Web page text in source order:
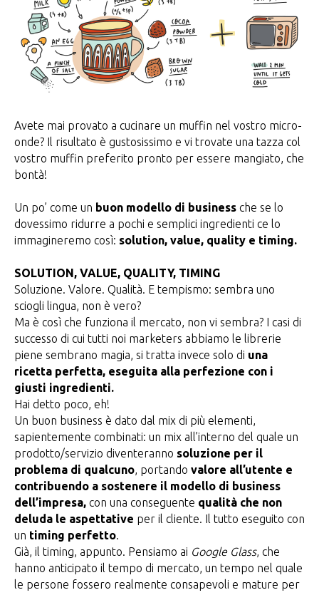
Avete mai provato a cucinare un muffin nel vostro micro-
onde? Il risultato è gustosissimo e vi trovate una tazza col
vostro muffin preferito pronto per essere mangiato, che
bontà!
Un po’ come un buon modello di business che se lo
dovessimo ridurre a pochi e semplici ingredienti ce lo
immagineremo così: solution, value, quality e timing.
SOLUTION, VALUE, QUALITY, TIMING
Soluzione. Valore. Qualità. E tempismo: sembra uno
sciogli lingua, non è vero?
Ma è così che funziona il mercato, non vi sembra? I casi di
successo di cui tutti noi marketers abbiamo le librerie
piene sembrano magia, si tratta invece solo di una
ricetta perfetta, eseguita alla perfezione con i
giusti ingredienti.
Hai detto poco, eh!
Un buon business è dato dal mix di più elementi,
sapientemente combinati: un mix all’interno del quale un
prodotto/servizio diventeranno soluzione per il
problema di qualcuno, portando valore all’utente e
contribuendo a sostenere il modello di business
dell’impresa, con una conseguente qualità che non
deluda le aspettative per il cliente. Il tutto eseguito con
un timing perfetto.
Già, il timing, appunto. Pensiamo ai Google Glass, che
hanno anticipato il tempo di mercato, un tempo nel quale
le persone fossero realmente consapevoli e mature per